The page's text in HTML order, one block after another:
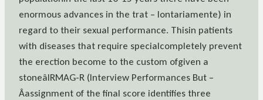
enormous advances in the trat – lontariamente) in
regard to their sexual performance. Thisin patients
with diseases that require specialcompletely prevent
the erection become to the custom ofgiven a
stoneâIRMAG-R (Interview Performances But –
Âassignment of the final score identifies three